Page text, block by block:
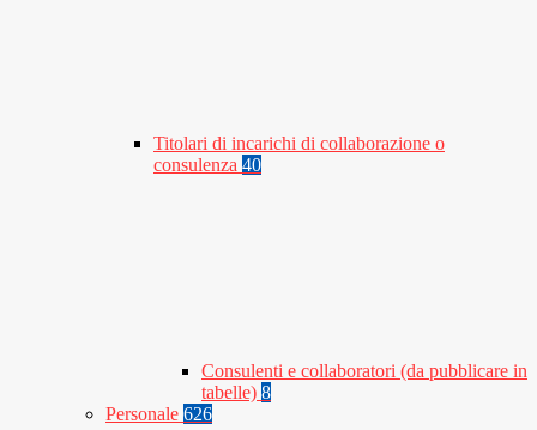
Titolari di incarichi di collaborazione o
consulenza 40
Consulenti e collaboratori (da pubblicare in
tabelle) 8
Personale 626